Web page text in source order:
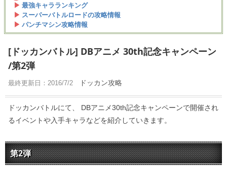
最強キャラランキング
スーパーバトルロードの攻略情報
パンチマシン攻略情報
[ドッカンバトル] DBアニメ 30th記念キャンペーン
/第2弾
最終更新日： 2016/7/2 ドッカン攻略
ドッカンバトルにて、 DBアニメ30th記念キャンペーンで開催され
るイベントや入手キャラなどを紹介していきます。
第2弾